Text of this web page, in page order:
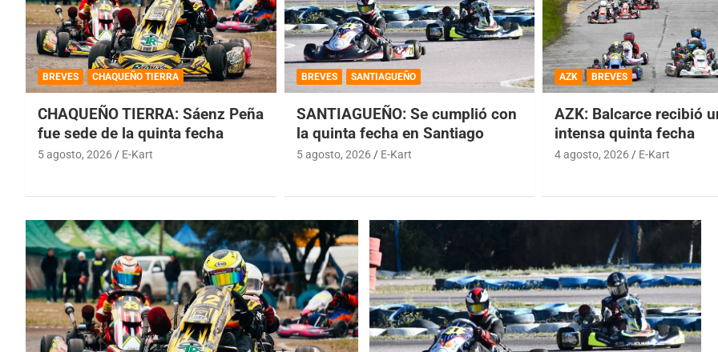
BREVES CHAQUEÑO TIERRA
CHAQUEÑO TIERRA: Sáenz Peña
fue sede de la quinta fecha
5 agosto, 2026 E-Kart
BREVES SANTIAGUEÑO
SANTIAGUEÑO: Se cumplió con
la quinta fecha en Santiago
5 agosto, 2026 E-Kart
AZK BREVES
AZK: Balcarce recibió
intensa quinta fecha
4 agosto, 2026 E-Kart